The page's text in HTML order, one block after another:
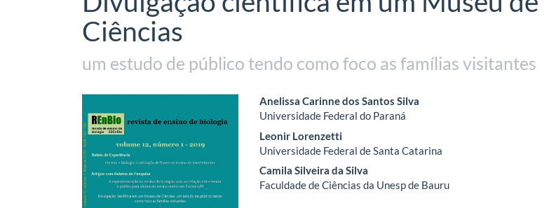
Ciências
um estudo de público tendo como foco as famílias visitantes
Barra
lateral
de
artigos
Conteúdo
do
artigo
principal
Anelissa Carinne dos Santos Silva
Universidade Federal do Paraná
Leonir Lorenzetti
Universidade Federal de Santa Catarina
Camila Silveira da Silva
Faculdade de Ciências da Unesp de Bauru